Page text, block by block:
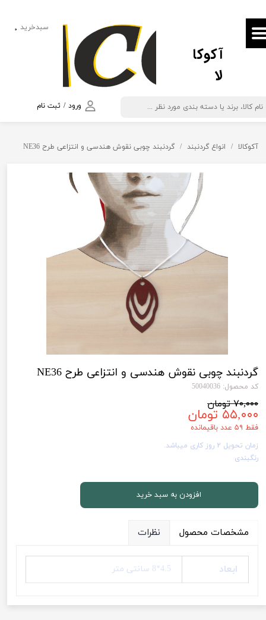
آکوکا
لا
ورود / ثبت نام
حساب کاربری من
تغییر گذر واژه
خروج از حساب کاربری
۰ سبدخرید
آکوکالا انواع گردنبند گردنبند چوبی نقوش هندسی و انتزاعی طرح NE36
گردنبند چوبی نقوش هندسی و انتزاعی طرح NE36
کد محصول: 50040036
۷۰,۰۰۰ تومان
۵۵,۰۰۰ تومان
فقط ۵۹ عدد باقیمانده
زمان تحویل 2 روز کاری میباشد.
رنگبندی
افزودن به سبد خرید
مشخصات محصول نظرات
ابعاد 4.5*8 سانتی متر